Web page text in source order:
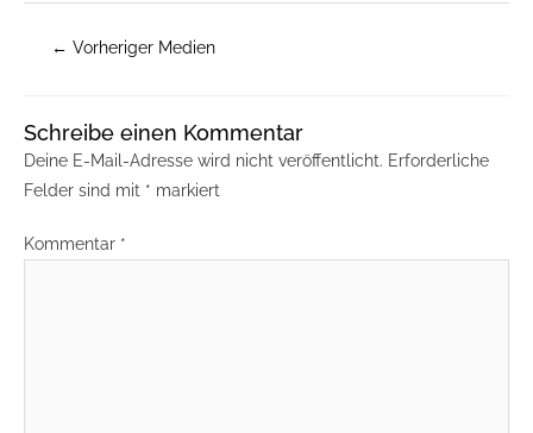
← Vorheriger Medien
Schreibe einen Kommentar
Deine E-Mail-Adresse wird nicht veröffentlicht. Erforderliche
Felder sind mit * markiert
Kommentar *